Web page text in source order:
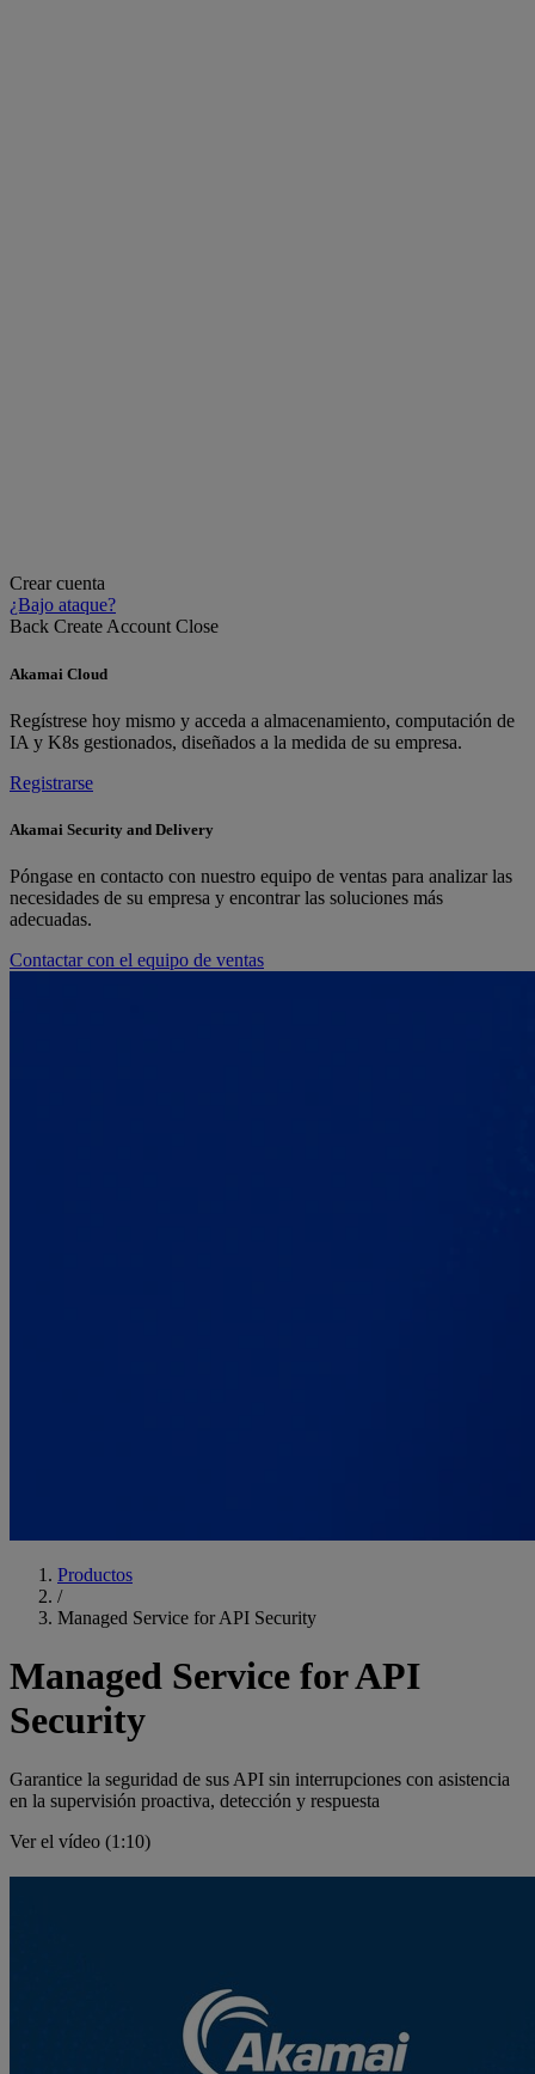
Crear cuenta
¿Bajo ataque?
Back Create Account Close
Akamai Cloud
Regístrese hoy mismo y acceda a almacenamiento, computación de
IA y K8s gestionados, diseñados a la medida de su empresa.
Registrarse
Akamai Security and Delivery
Póngase en contacto con nuestro equipo de ventas para analizar las
necesidades de su empresa y encontrar las soluciones más
adecuadas.
Contactar con el equipo de ventas
Productos
/
Managed Service for API Security
Managed Service for API
Security
Garantice la seguridad de sus API sin interrupciones con asistencia
en la supervisión proactiva, detección y respuesta
Ver el vídeo (1:10)